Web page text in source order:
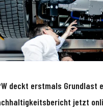
deckt erstmals Grundlast
jetzt